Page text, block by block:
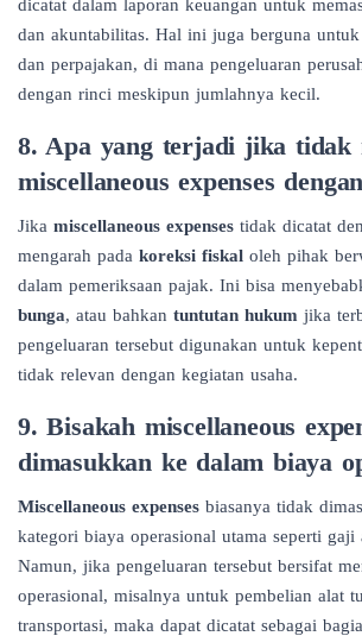
dicatat dalam laporan keuangan untuk
dan akuntabilitas. Hal ini juga berguna
dan perpajakan, di mana pengeluaran
dengan rinci meskipun jumlahnya kecil.
8. Apa yang terjadi jika tidak
miscellaneous expenses
Jika miscellaneous expenses tidak dicatat
mengarah pada koreksi fiskal oleh pihak
dalam pemeriksaan pajak. Ini bisa
bunga, atau bahkan tuntutan hukum jika
pengeluaran tersebut digunakan untuk
tidak relevan dengan kegiatan usaha.
9. Bisakah miscellaneous
dimasukkan ke dalam biaya
Miscellaneous expenses biasanya tidak
kategori biaya operasional utama seperti
Namun, jika pengeluaran tersebut bersifat
operasional, misalnya untuk pembelian alat
transportasi, maka dapat dicatat sebagai